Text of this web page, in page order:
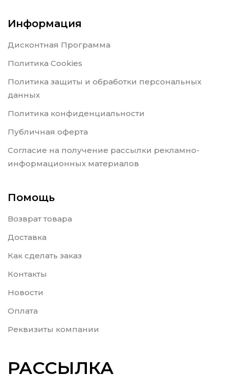
Информация
Дисконтная Программа
Политика Cookies
Политика защиты и обработки персональных
данных
Политика конфиденциальности
Публичная оферта
Согласие на получение рассылки рекламно-
информационных материалов
Помощь
Возврат товара
Доставка
Как сделать заказ
Контакты
Новости
Оплата
Реквизиты компании
РАССЫЛКА